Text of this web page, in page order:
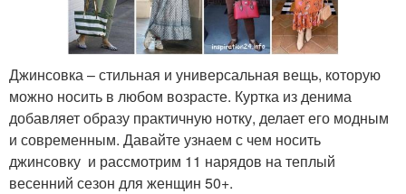
Джинсовка – стильная и универсальная вещь, которую
можно носить в любом возрасте. Куртка из денима
добавляет образу практичную нотку, делает его модным
и современным. Давайте узнаем с чем носить
джинсовку и рассмотрим 11 нарядов на теплый
весенний сезон для женщин 50+.